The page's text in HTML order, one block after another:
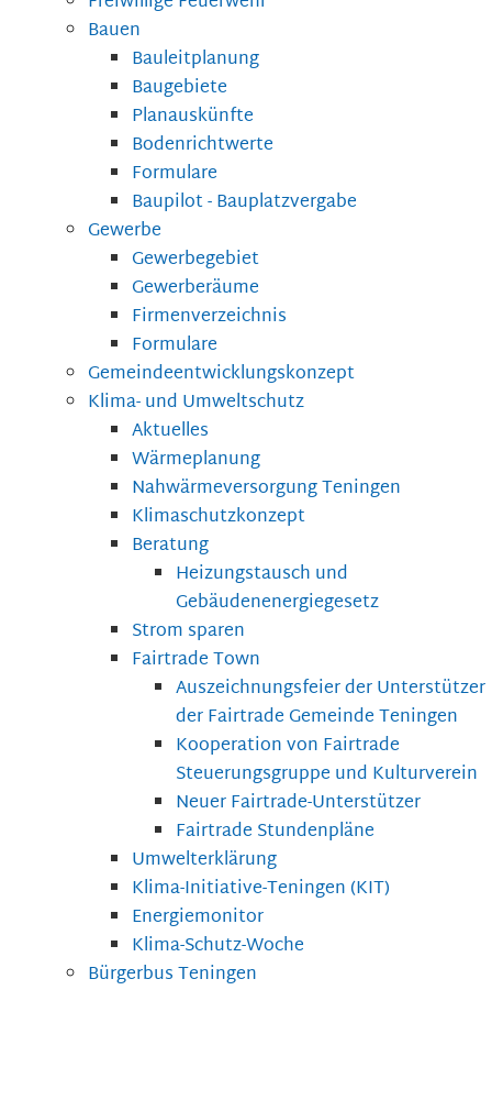
Bauen
Bauleitplanung
Baugebiete
Planauskünfte
Bodenrichtwerte
Formulare
Baupilot - Bauplatzvergabe
Gewerbe
Gewerbegebiet
Gewerberäume
Firmenverzeichnis
Formulare
Gemeindeentwicklungskonzept
Klima- und Umweltschutz
Aktuelles
Wärmeplanung
Nahwärmeversorgung Teningen
Klimaschutzkonzept
Beratung
Heizungstausch und
Gebäudenenergiegesetz
Strom sparen
Fairtrade Town
Auszeichnungsfeier der Unterstützer
der Fairtrade Gemeinde Teningen
Kooperation von Fairtrade
Steuerungsgruppe und Kulturverein
Neuer Fairtrade-Unterstützer
Fairtrade Stundenpläne
Umwelterklärung
Klima-Initiative-Teningen (KIT)
Energiemonitor
Klima-Schutz-Woche
Bürgerbus Teningen